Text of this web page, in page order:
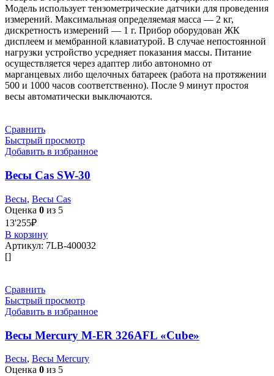
Модель использует тензометрические датчики для проведения
измерений. Максимальная определяемая масса — 2 кг,
дискретность измерений — 1 г. Прибор оборудован ЖК
дисплеем и мембранной клавиатурой. В случае непостоянной
нагрузки устройство усредняет показания массы. Питание
осуществляется через адаптер либо автономно от
марганцевых либо щелочных батареек (работа на протяжении
500 и 1000 часов соответственно). После 9 минут простоя
весы автоматически выключаются.
Сравнить
Быстрый просмотр
Добавить в избранное
Весы Cas SW-30
Весы, Весы Cas
Оценка 0 из 5
13'255₽
В корзину
Артикул: 7LB-400032
[]
Сравнить
Быстрый просмотр
Добавить в избранное
Весы Mercury M-ER 326AFL «Cube»
Весы, Весы Mercury
Оценка 0 из 5